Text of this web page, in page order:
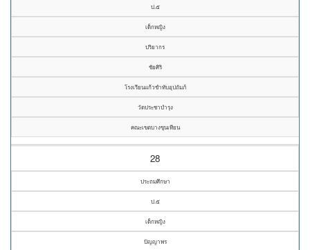
ป.๕
เด็กหญิง
ปริยากร
ชัยศิริ
โรงเรียนแก้วขำทับอุปถัมภ์
วัดประชาบำรุง
คณะเขตบางขุนเทียน
28
ประถมศึกษา
ป.๕
เด็กหญิง
ปัญญาพร